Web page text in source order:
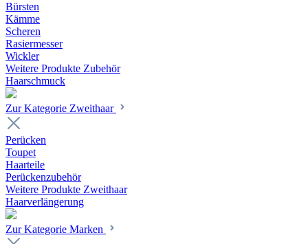
Bürsten
Kämme
Scheren
Rasiermesser
Wickler
Weitere Produkte Zubehör
Haarschmuck
Zur Kategorie Zweithaar
Perücken
Toupet
Haarteile
Perückenzubehör
Weitere Produkte Zweithaar
Haarverlängerung
Zur Kategorie Marken